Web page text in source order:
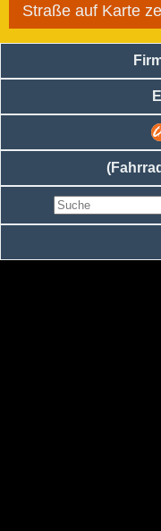
Straße auf Karte